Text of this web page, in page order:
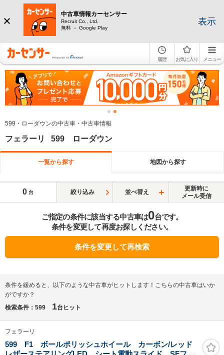
中古車情報カーセンサー
Recruit Co., Ltd.
無料 － Google Play
表示
履歴 お気に入り メニュー
599・ローダウンの中古車・中古車情報
フェラーリ 599 ローダウン
一覧から探す 地図から探す
0 台 絞り込み 並べ替え
更新時に
メール受信
ご指定の条件に該当する中古車は0台です。
条件を変更して再度お探しください。
条件を変更して再検索
条件を緩めると、以下のような中古車がヒットします！こちらの中古車はいか
がですか？
検索条件：599
1台ヒット
フェラーリ
599 F1 ボールポリッシュホイール カーボン/レッド